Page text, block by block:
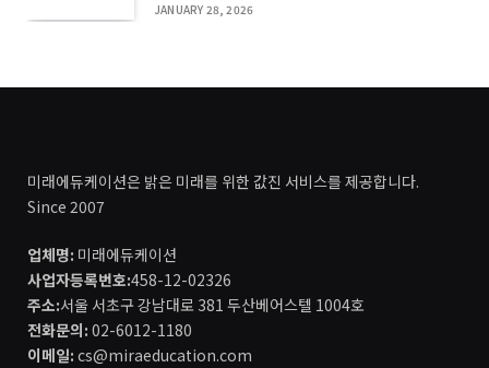
JANUARY 28, 2026
미래에듀케이션은 밝은 미래를 위한 값진 서비스를 제공합니다.
Since 2007
업체명: 미래에듀케이션
사업자등록번호:458-12-02326
주소:서울 서초구 강남대로 381 두산베어스텔 1004호
전화문의: 02-6012-1180
이메일: cs@miraeducation.com